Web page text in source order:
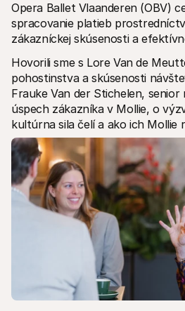
Zobraziť naše ceny
O nás
Zistite viac o našom príbehu a
hodnotách
Novinky
Prečítajte si najnovšie správy od
Mollie
Kariéra
Príďte pracovať k nám - hľadáme
nových zamestnancov!
Kontakt
Pre nakupujúcich
Zistite, prečo sa Mollie objavila vo
Pre zákazníkov Mollie
Kontaktujte náš tím zákazníckej
Kontaktujte obchodné
Zistite, ako môžeme pomôcť vašej
Opera Ballet Vlaanderen (OBV)
spracovanie platieb
zákazníckej skúsenosti a
Hovorili sme s Lore Van de
pohostinstva a skúsenosti
Frauke Van der Stichelen,
úspech zákazníka v Mollie, o
kultúrna sila čelí a ako ich Mollie